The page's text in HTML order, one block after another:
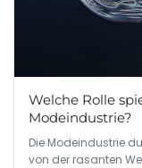
Welche Rolle
Modeindustrie?
Die Modeindustrie
von der rasanten